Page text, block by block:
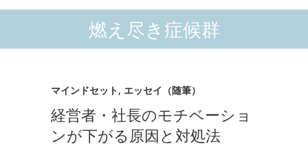
燃え尽き症候群
マインドセット, エッセイ（随筆）
経営者・社長のモチベーショ
ンが下がる原因と対処法